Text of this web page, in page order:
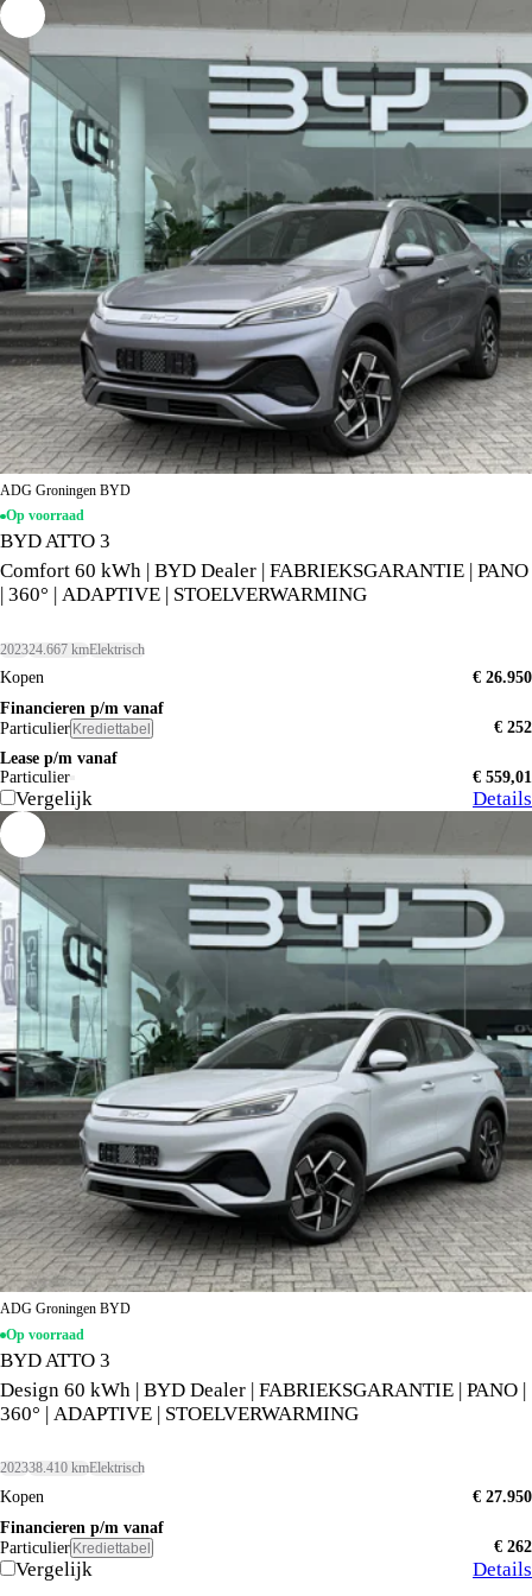
ADG Groningen BYD
Op voorraad
BYD ATTO 3
Comfort 60 kWh | BYD Dealer | FABRIEKSGARANTIE | PANO
| 360° | ADAPTIVE | STOELVERWARMING
202324.667 kmElektrisch
Kopen
€ 26.950
Financieren p/m vanaf
Particulier Krediettabel
€ 252
Lease p/m vanaf
Particulier
€ 559,01
Vergelijk Details
ADG Groningen BYD
Op voorraad
BYD ATTO 3
Design 60 kWh | BYD Dealer | FABRIEKSGARANTIE | PANO |
360° | ADAPTIVE | STOELVERWARMING
202338.410 kmElektrisch
Kopen
€ 27.950
Financieren p/m vanaf
Particulier Krediettabel € 262
Vergelijk Details